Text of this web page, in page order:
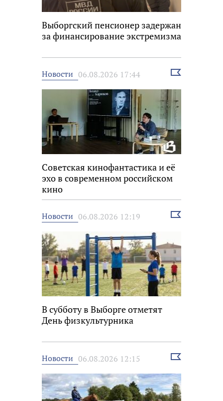
Выборгский пенсионер задержан
за финансирование экстремизма
Новости 06.08.2026 17:44
Выбрать
Советская кинофантастика и её
эхо в современном российском
кино
Новости 06.08.2026 12:19
Выбрать
В субботу в Выборге отметят
День физкультурника
Новости 06.08.2026 12:15
Выбрать